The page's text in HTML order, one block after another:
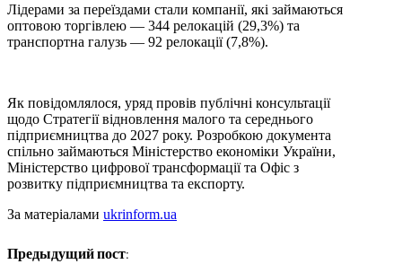
Лідерами за переїздами стали компанії, які займаються
оптовою торгівлею — 344 релокацій (29,3%) та
транспортна галузь — 92 релокації (7,8%).
Як повідомлялося, уряд провів публічні консультації
щодо Стратегії відновлення малого та середнього
підприємництва до 2027 року. Розробкою документа
спільно займаються Міністерство економіки України,
Міністерство цифрової трансформації та Офіс з
розвитку підприємництва та експорту.
За матеріалами ukrinform.ua
Предыдущий пост: